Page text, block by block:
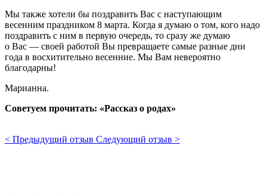
Мы также хотели бы поздравить Вас с наступающим
весенним праздником 8 марта. Когда я думаю о том, кого надо
поздравить с ним в первую очередь, то сразу же думаю
о Вас — своей работой Вы превращаете самые разные дни
года в восхитительно весенние. Мы Вам невероятно
благодарны!
Марианна.
Советуем прочитать: «Рассказ о родах»
< Предыдущий отзыв Следующий отзыв >